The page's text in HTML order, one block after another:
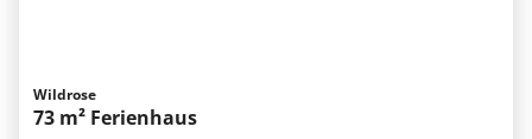
Wildrose
73 m² Ferienhaus